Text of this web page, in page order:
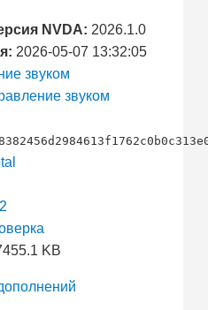
NVDA: 2026.1.0
2026-05-07 13:32:05
звуком
звуком
KB